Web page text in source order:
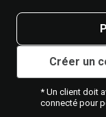
Créer un
* Un client doit
connecté pour